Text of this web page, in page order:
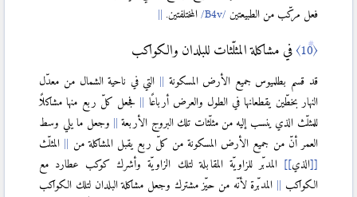
فعل مرکّب من الطبيعتين
المختلفتين.
〈10〉 في مشاكلة المثلّثات للبلدان والكواكب
قد قسم بطلميوس جميع الأرض المسكونة
التي في ناحية الشمال من معدّل
النهار بخطّين يقطعانها في الطول والعرض أرباعًا
فجعل كلّ ربع منها مشاكلًا
للمثلّث الذي ينسب إليه من مثلّثات تلك البروج الأربعة
وجعل ما يلي وسط
العمر أنّ من جميع الأرض المسكونة من كلّ ربع يقبل المشاكلة من
المثلّث
[
[الذي]
] المدبّر للزاويّة المقابلة لتلك الزاويّة وأشرك كوكب عطارد مع
الكواكب
المدبّرة لأنّه من حيّز مشترك وجعل مشاكلة البلدان لتلك الكواكب